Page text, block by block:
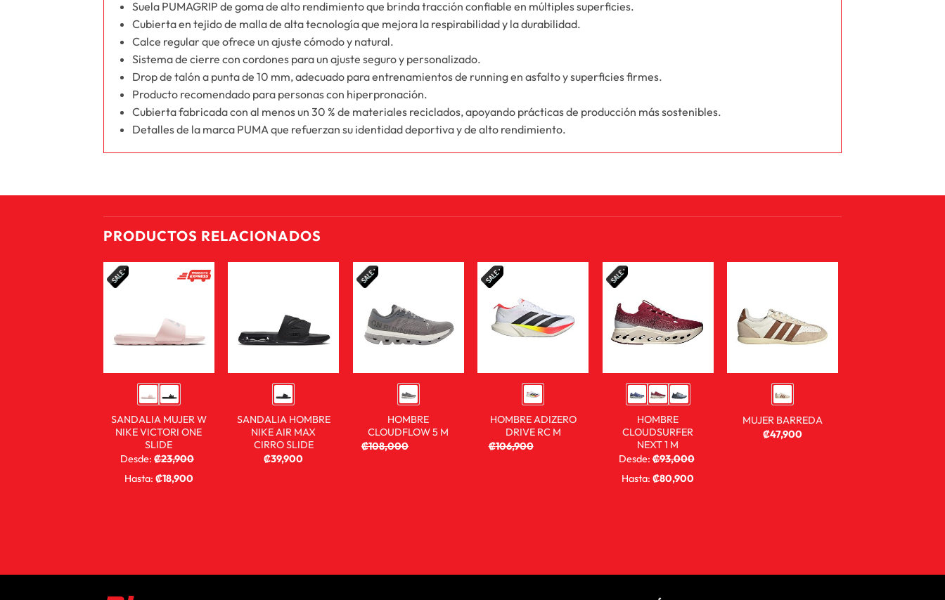
Suela PUMAGRIP de goma de alto rendimiento que brinda tracción confiable en múltiples superficies.
Cubierta en tejido de malla de alta tecnología que mejora la respirabilidad y la durabilidad.
Calce regular que ofrece un ajuste cómodo y natural.
Sistema de cierre con cordones para un ajuste seguro y personalizado.
Drop de talón a punta de 10 mm, adecuado para entrenamientos de running en asfalto y superficies firmes.
Producto recomendado para personas con hiperpronación.
Cubierta fabricada con al menos un 30 % de materiales reciclados, apoyando prácticas de producción más sostenibles.
Detalles de la marca PUMA que refuerzan su identidad deportiva y de alto rendimiento.
PRODUCTOS RELACIONADOS
SANDALIA MUJER W
NIKE VICTORI ONE
SLIDE
Desde:₡23,900
Hasta: ₡18,900
SANDALIA HOMBRE
NIKE AIR MAX
CIRRO SLIDE
₡39,900
HOMBRE
CLOUDFLOW 5 M
₡108,000
HOMBRE ADIZERO
DRIVE RC M
₡106,900
HOMBRE
CLOUDSURFER
NEXT 1 M
Desde:₡93,000
Hasta:₡80,900
MUJER BARREDA
₡47,900